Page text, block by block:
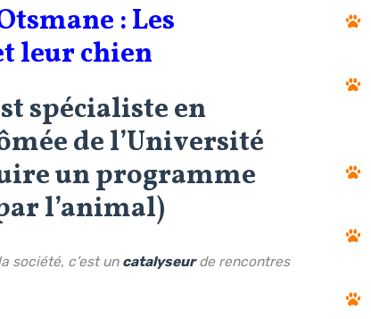
: Les
leur chien
spécialiste en
de l’Université
un programme
l’animal)
société, c’est un catalyseurde rencontres